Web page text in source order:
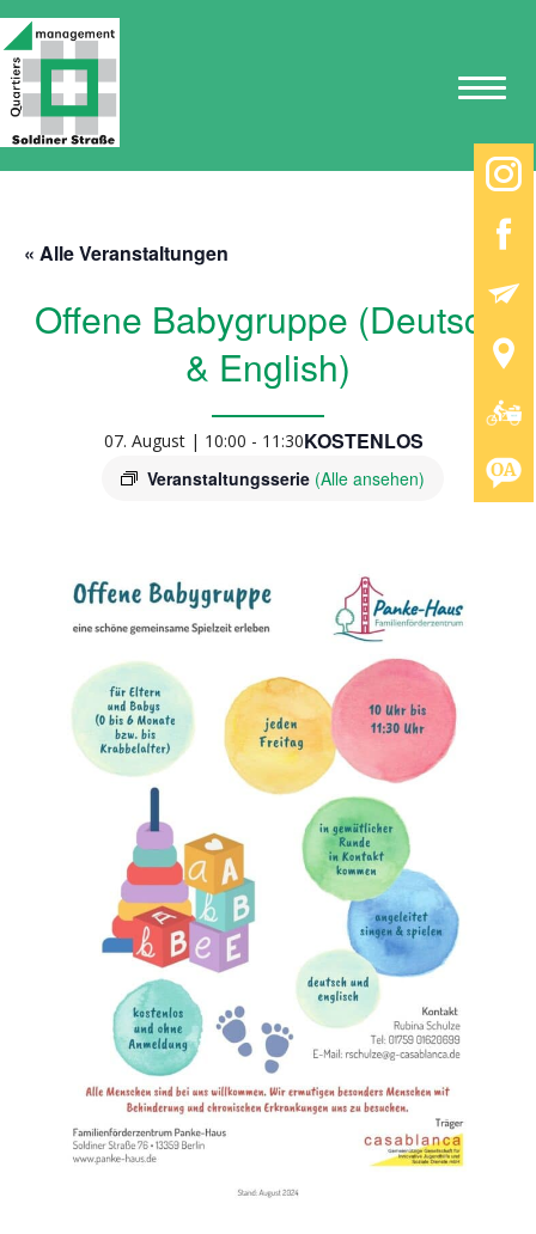
« Alle Veranstaltungen
Offene Babygruppe (Deutsch
& English)
07. August | 10:00 - 11:30
Veranstaltungsserie (Alle ansehen)
KOSTENLOS